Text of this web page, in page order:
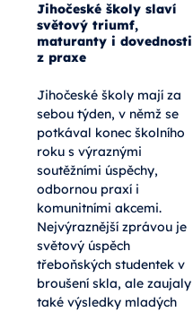
Jihočeské školy slaví
světový triumf,
maturanty i dovednosti
z praxe
Jihočeské školy mají za
sebou týden, v němž se
potkával konec školního
roku s výraznými
soutěžními úspěchy,
odbornou praxí i
komunitními akcemi.
Nejvýraznější zprávou je
světový úspěch
třeboňských studentek v
broušení skla, ale zaujaly
také výsledky mladých